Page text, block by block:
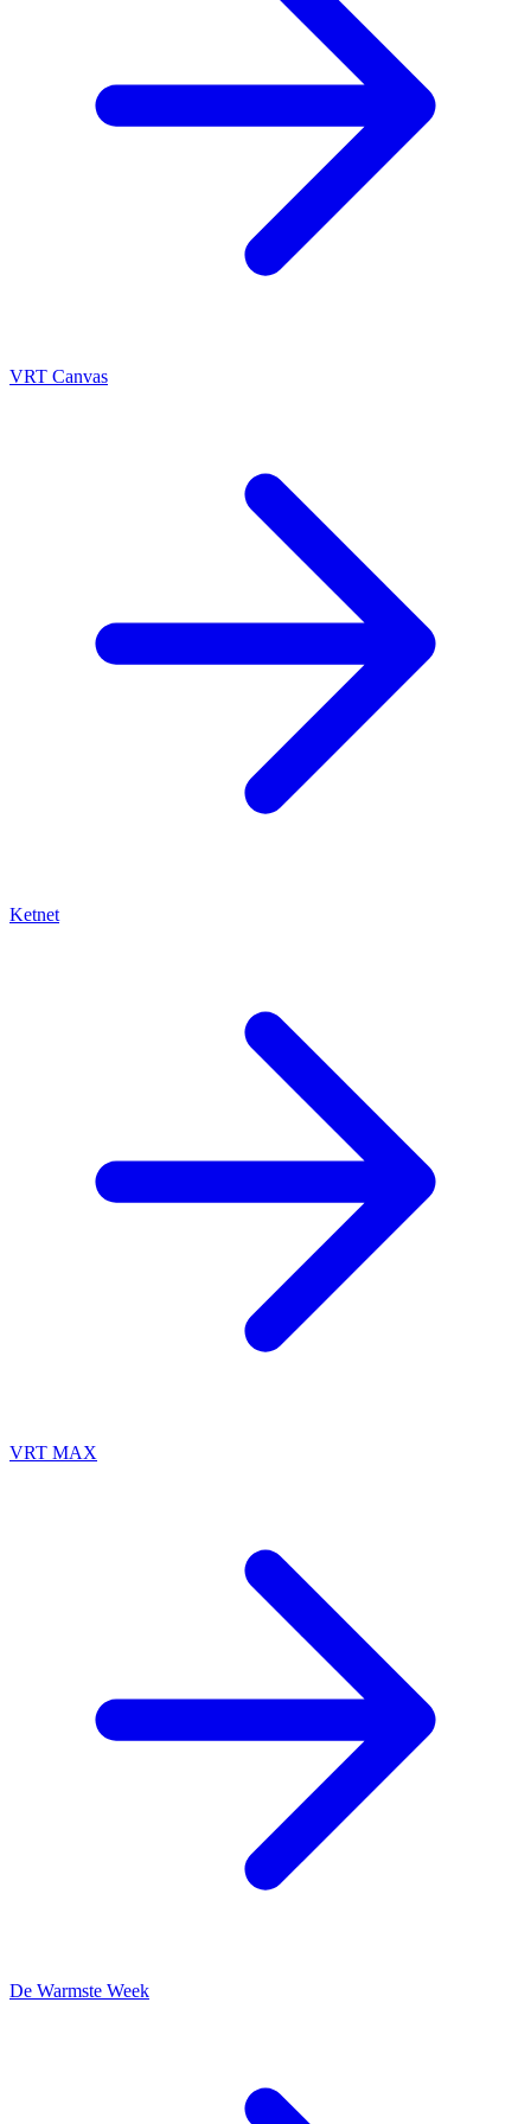
VRT Canvas
Ketnet
VRT MAX
De Warmste Week